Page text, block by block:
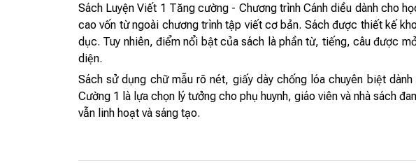
Sách Luyện Viết 1 Tăng cường - Chương trình Cánh diều dành cho
cao vốn từ ngoài chương trình tập viết cơ bản. Sách được thiết kế
dục. Tuy nhiên, điểm nổi bật của sách là phần từ, tiếng, câu được
diện.
Sách sử dụng chữ mẫu rõ nét, giấy dày chống lóa chuyên biệt
Cường 1 là lựa chọn lý tưởng cho phụ huynh, giáo viên và nhà sách
vẫn linh hoạt và sáng tạo.